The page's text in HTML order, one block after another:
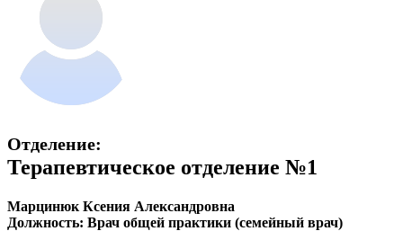
Отделение:
Терапевтическое отделение №1
Марцинюк Ксения Александровна
Должность: Врач общей практики (семейный врач)